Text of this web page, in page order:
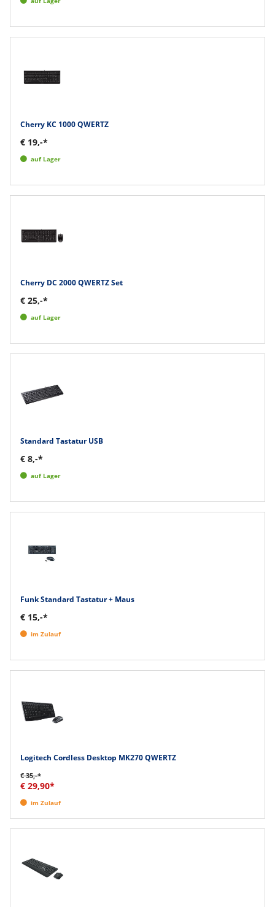
Cherry KC 1000 QWERTZ
€ 19,-*
auf Lager
Cherry DC 2000 QWERTZ Set
€ 25,-*
auf Lager
Standard Tastatur USB
€ 8,-*
auf Lager
Funk Standard Tastatur + Maus
€ 15,-*
im Zulauf
Logitech Cordless Desktop MK270 QWERTZ
€ 35,-*
€ 29,90*
im Zulauf